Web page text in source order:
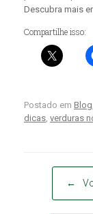
Descubra mais
Compartilhe isso:
Postado em Blog
dicas, verduras
Post navigation
←